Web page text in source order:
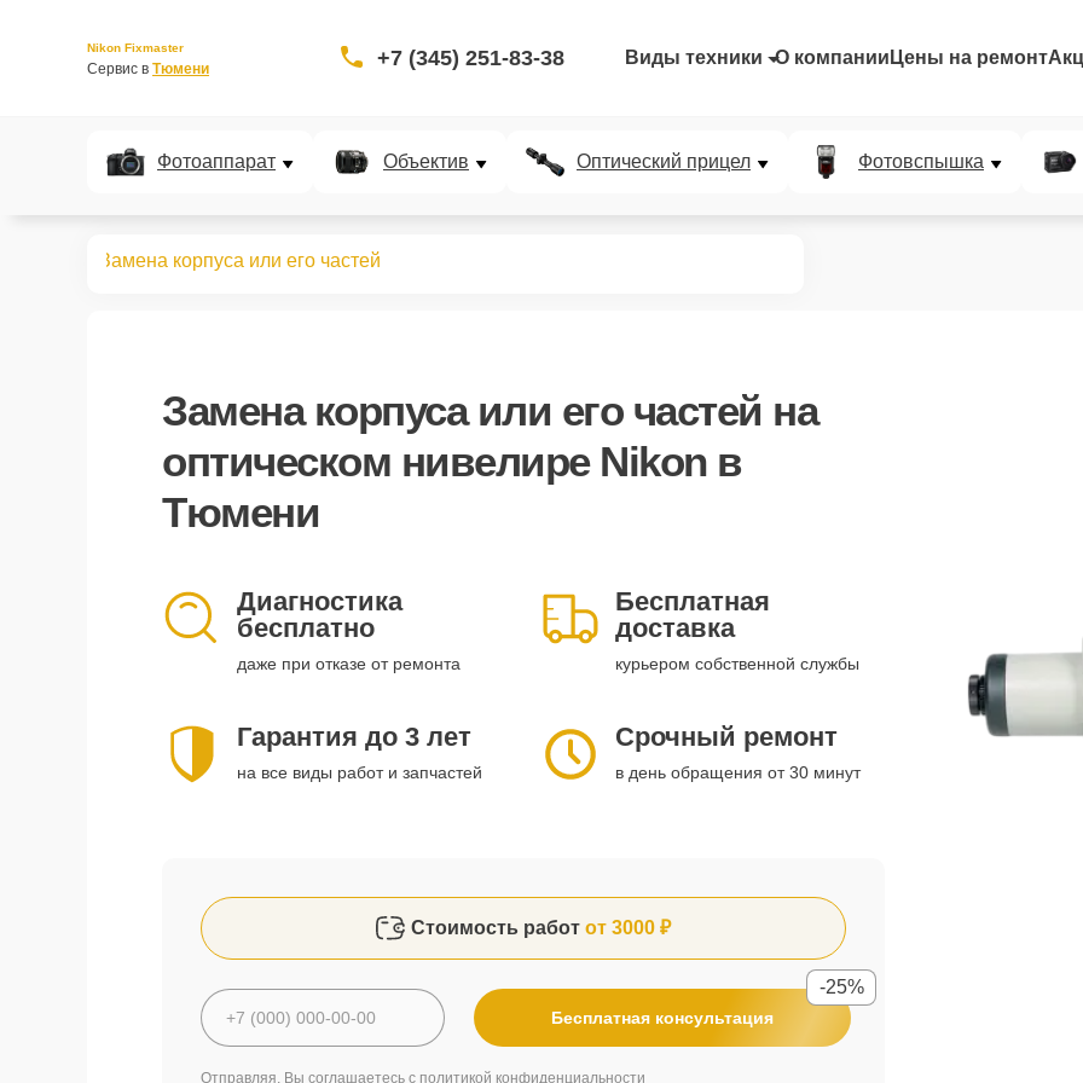
Nikon Fixmaster
Сервис в Тюмени +7 (345) 251-83-38 Виды техники О компании Цены на ремонт
Фотоаппарат Объектив Оптический прицел Фотовспышка
Замена корпуса или его частей
Замена корпуса или его частей на
оптическом нивелире Nikon в
Тюмени
Диагностика
бесплатно
даже при отказе от ремонта
Бесплатная
доставка
курьером собственной службы
Гарантия до 3 лет
на все виды работ и запчастей
Срочный ремонт
в день обращения от 30 минут
Стоимость работ от 3000 ₽
Бесплатная консультация
-25%
Отправляя, Вы соглашаетесь с политикой конфиденциальности